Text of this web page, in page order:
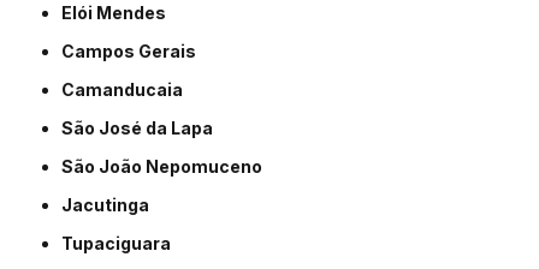
Elói Mendes
Campos Gerais
Camanducaia
São José da Lapa
São João Nepomuceno
Jacutinga
Tupaciguara